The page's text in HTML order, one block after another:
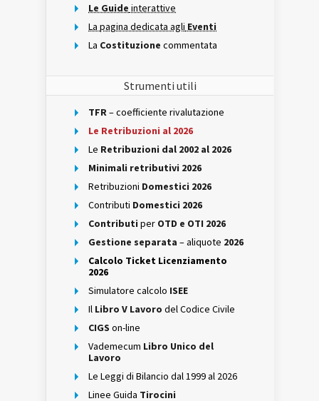
Le Guide interattive
La pagina dedicata agli Eventi
La Costituzione commentata
Strumenti utili
TFR– coefficiente rivalutazione
Le Retribuzioni al 2026
Le Retribuzioni dal 2002 al 2026
Minimali retributivi 2026
Retribuzioni Domestici 2026
Contributi Domestici 2026
Contributi per OTD e OTI 2026
Gestione separata – aliquote 2026
Calcolo Ticket Licenziamento
2026
Simulatore calcolo ISEE
Il Libro V Lavoro del Codice Civile
CIGS on-line
Vademecum Libro Unico del
Lavoro
Le Leggi di Bilancio dal 1999 al 2026
Linee Guida Tirocini